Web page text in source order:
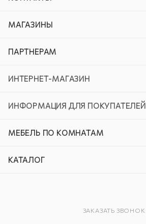
МАГАЗИНЫ
ПАРТНЕРАМ
ИНТЕРНЕТ-МАГАЗИН
ИНФОРМАЦИЯ ДЛЯ ПОКУПАТЕЛЕЙ
МЕБЕЛЬ ПО КОМНАТАМ
КАТАЛОГ
ЗАКАЗАТЬ ЗВОНОК